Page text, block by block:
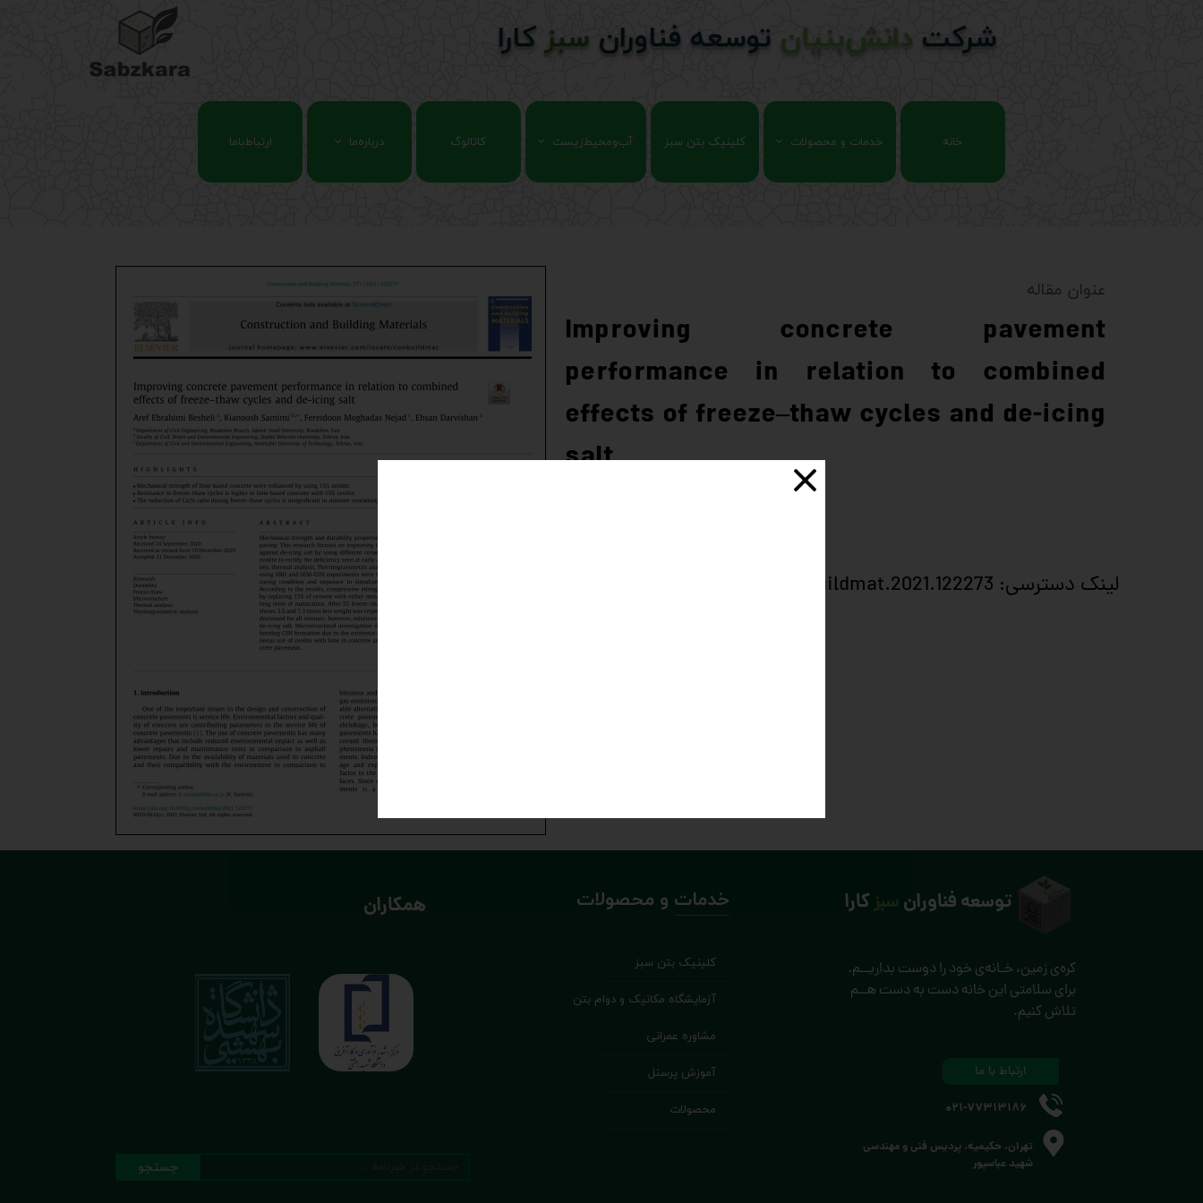
خانه خدمات و محصولات کلینیک بتن سبز آب‌ومحیط‌زیست کاتالوگ درباره‌ما
گالری تصویر
ارتباط‌باما
شرکت دانش‌بنیان توسعه فناوران سبزکارا
Improving concrete pavement
performance in relation to combined
effects of freeze–thaw cycles and de-icing
salt
عنوان مقاله
لینک دسترسی: https://doi.org/10.1016/j.conbuildmat.2021.122273
جستجو
خدمات و محصولات
کلینیک بتن سبز
آزمایشگاه مکانیک و دوام بتن
مشاوره عمرانی
آموزش پرسنل
محصولات
تهران، حکیمیه، پردیس فنی و مهندسی
شهید عباسپور
021-77313186
کره‌ی زمین، خـانه‌ی خود را دوست بداریــم.
برای سلامتی این خانه دست به دست هــم
تلاش کنیم.
توسعه فناوران کارا
ارتباط با ما
همکاران